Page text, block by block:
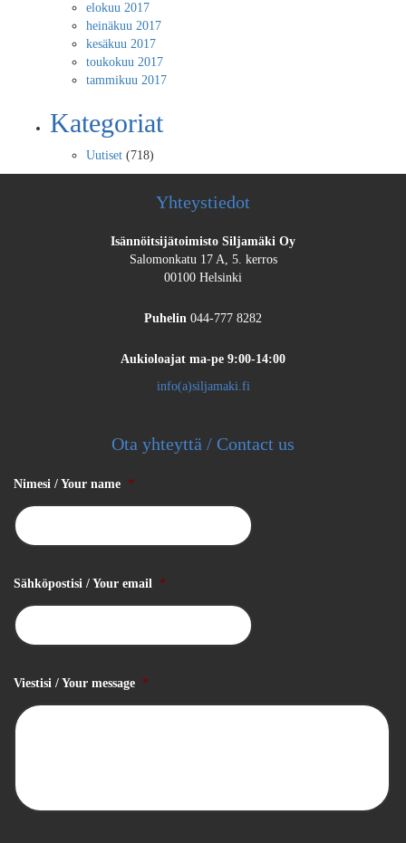
elokuu 2017
heinäkuu 2017
kesäkuu 2017
toukokuu 2017
tammikuu 2017
Kategoriat
Uutiset (718)
Yhteystiedot
Isännöitsijätoimisto Siljamäki Oy
Salomonkatu 17 A, 5. kerros
00100 Helsinki
Puhelin 044-777 8282
Aukioloajat ma-pe 9:00-14:00
info(a)siljamaki.fi
Ota yhteyttä / Contact us
Nimesi / Your name *
Sähköpostisi / Your email *
Viestisi / Your message *